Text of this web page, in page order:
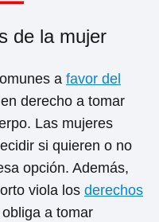
de la mujer
a favor del
derecho a tomar
Las mujeres
si quieren o no
opción. Además,
viola los derechos
a tomar